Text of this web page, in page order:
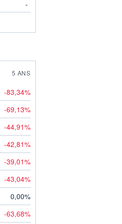
-
5 ANS
-83,34%
-69,13%
-44,91%
-42,81%
-39,01%
-43,04%
0,00%
-63,68%